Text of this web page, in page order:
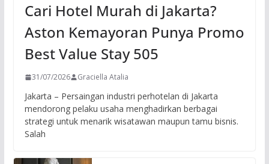
Cari Hotel Murah di Jakarta?
Aston Kemayoran Punya Promo
Best Value Stay 505
31/07/2026 Graciella Atalia
Jakarta – Persaingan industri perhotelan di Jakarta
mendorong pelaku usaha menghadirkan berbagai
strategi untuk menarik wisatawan maupun tamu bisnis.
Salah